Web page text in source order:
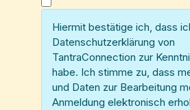
Hiermit bestätige ich, dass
Datenschutzerklärung von
TantraConnection zur
habe. Ich stimme zu, dass
und Daten zur Bearbeitung
Anmeldung elektronisch